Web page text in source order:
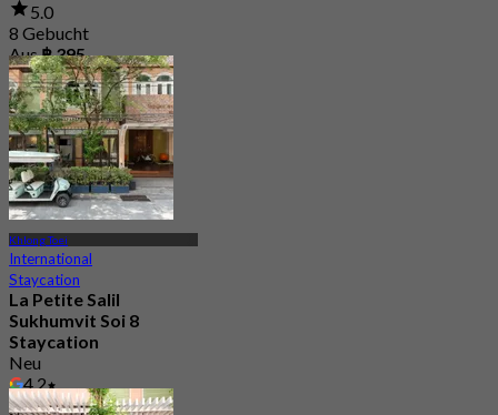
5.0
8 Gebucht
Aus฿ 395
Khlong Toei
International
Staycation
La Petite Salil
Sukhumvit Soi 8
Staycation
Neu
4.2
Aus฿ 999.5